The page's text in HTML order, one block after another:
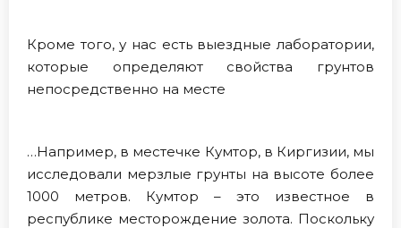
Кроме того, у нас есть выездные лаборатории,
которые определяют свойства грунтов
непосредственно на месте
…Например, в местечке Кумтор, в Киргизии, мы
исследовали мерзлые грунты на высоте более
1000 метров. Кумтор – это известное в
республике месторождение золота. Поскольку